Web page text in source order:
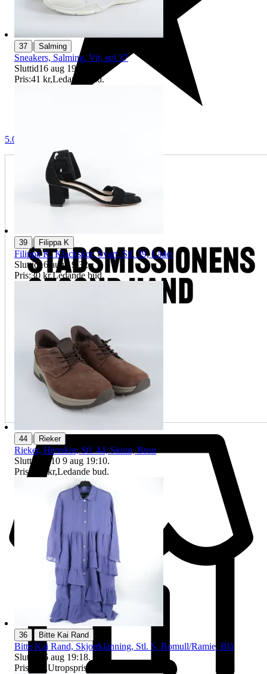
5.0
37 | Salming
Sneakers, Salming, Vit, strl 37
Sluttid16 aug 19:12
Pris:41 kr,Ledande bud.
39 | Filippa K
Filippa K, Klackskor, Svart, Stl. 39, Läder
Sluttid 16 aug 19:32.
Pris:30 kr,Ledande bud.
44 | Rieker
Rieker, Herrskor, Stl. 44, Skinn, Brun
Sluttid
19:10 9 aug 19:10.
Pris:
185 kr,Ledande bud.
36 Bitte Kai Rand
Bitte Kai Rand, Skjortklänning, Stl. S, Bomull/Ramie, Blå
Sluttid
16 aug 19:18.
Pris:
,Utropspris